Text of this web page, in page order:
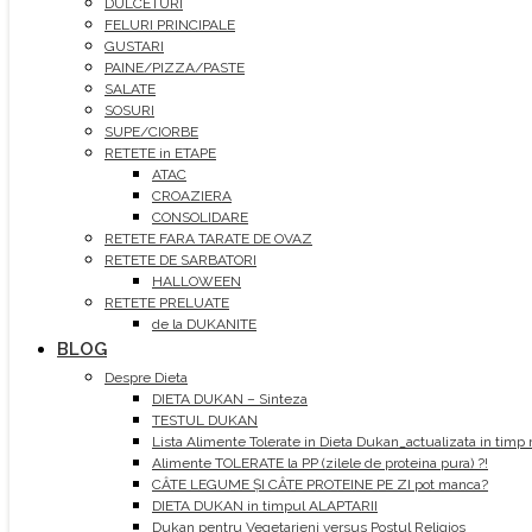
DULCETURI
FELURI PRINCIPALE
GUSTARI
PAINE/PIZZA/PASTE
SALATE
SOSURI
SUPE/CIORBE
RETETE in ETAPE
ATAC
CROAZIERA
CONSOLIDARE
RETETE FARA TARATE DE OVAZ
RETETE DE SARBATORI
HALLOWEEN
RETETE PRELUATE
de la DUKANITE
BLOG
Despre Dieta
DIETA DUKAN – Sinteza
TESTUL DUKAN
Lista Alimente Tolerate in Dieta Dukan_actualizata in timp
Alimente TOLERATE la PP (zilele de proteina pura) ?!
CÂTE LEGUME ȘI CÂTE PROTEINE PE ZI pot manca?
DIETA DUKAN in timpul ALAPTARII
Dukan pentru Vegetarieni versus Postul Religios